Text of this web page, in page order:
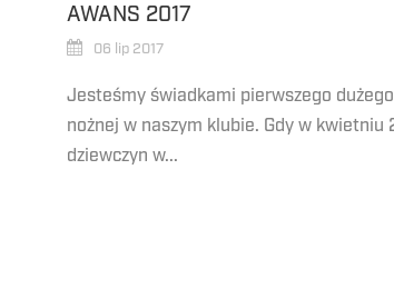
AWANS 2017
06 lip 2017
Jesteśmy świadkami pierwszego
nożnej w naszym klubie. Gdy w kwietniu
dziewczyn w...